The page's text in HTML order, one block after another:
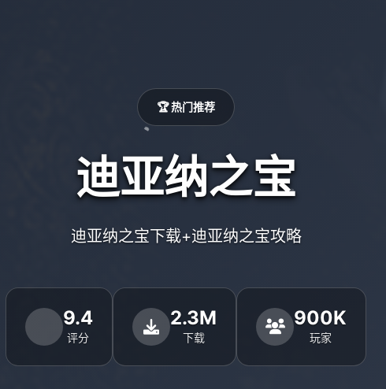
🏆 热门推荐
迪亚纳之宝
迪亚纳之宝下载+迪亚纳之宝攻略
9.4
评分
2.3M
下载
900K
玩家